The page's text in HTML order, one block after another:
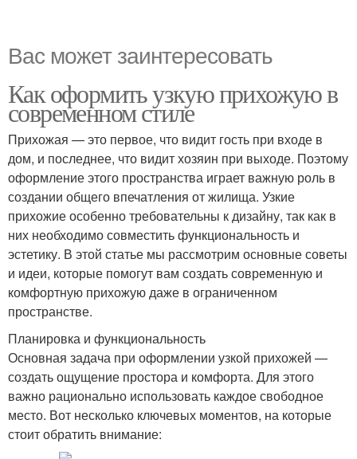
Вас может заинтересовать
Как оформить узкую прихожую в
современном стиле
Прихожая — это первое, что видит гость при входе в
дом, и последнее, что видит хозяин при выходе. Поэтому
оформление этого пространства играет важную роль в
создании общего впечатления от жилища. Узкие
прихожие особенно требовательны к дизайну, так как в
них необходимо совместить функциональность и
эстетику. В этой статье мы рассмотрим основные советы
и идеи, которые помогут вам создать современную и
комфортную прихожую даже в ограниченном
пространстве.
Планировка и функциональность
Основная задача при оформлении узкой прихожей —
создать ощущение простора и комфорта. Для этого
важно рационально использовать каждое свободное
место. Вот несколько ключевых моментов, на которые
стоит обратить внимание: